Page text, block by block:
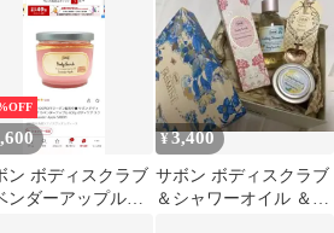
ン ボディスクラブ
ンダーアップル
¥3,400
サボン ボディスクラブ
＆シャワーオイル ＆ヘ